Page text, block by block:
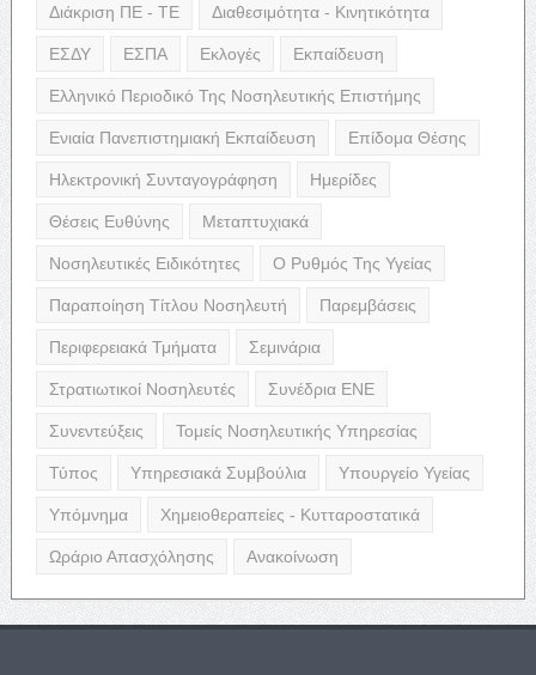
Διάκριση ΠΕ - ΤΕ Διαθεσιμότητα - Κινητικότητα
ΕΣΔΥ ΕΣΠΑ Εκλογές Εκπαίδευση
Ελληνικό Περιοδικό Της Νοσηλευτικής Επιστήμης
Ενιαία Πανεπιστημιακή Εκπαίδευση Επίδομα Θέσης
Ηλεκτρονική Συνταγογράφηση Ημερίδες
Θέσεις Ευθύνης Μεταπτυχιακά
Νοσηλευτικές Ειδικότητες Ο Ρυθμός Της Υγείας
Παραποίηση Τίτλου Νοσηλευτή Παρεμβάσεις
Περιφερειακά Τμήματα Σεμινάρια
Στρατιωτικοί Νοσηλευτές Συνέδρια ΕΝΕ
Συνεντεύξεις Τομείς Νοσηλευτικής Υπηρεσίας
Τύπος Υπηρεσιακά Συμβούλια Υπουργείο Υγείας
Υπόμνημα Χημειοθεραπείες - Κυτταροστατικά
Ωράριο Απασχόλησης Ανακοίνωση